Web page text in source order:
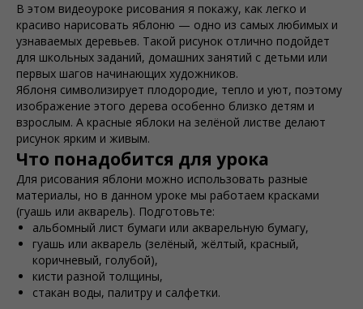
В этом видеоуроке рисования я покажу, как легко и
красиво нарисовать яблоню — одно из самых любимых и
узнаваемых деревьев. Такой рисунок отлично подойдет
для школьных заданий, домашних занятий с детьми или
первых шагов начинающих художников.
Яблоня символизирует плодородие, тепло и уют, поэтому
изображение этого дерева особенно близко детям и
взрослым. А красные яблоки на зелёной листве делают
рисунок ярким и живым.
Что понадобится для урока
Для рисования яблони можно использовать разные
материалы, но в данном уроке мы работаем красками
(гуашь или акварель). Подготовьте:
альбомный лист бумаги или акварельную бумагу,
гуашь или акварель (зелёный, жёлтый, красный,
коричневый, голубой),
кисти разной толщины,
стакан воды, палитру и салфетки.